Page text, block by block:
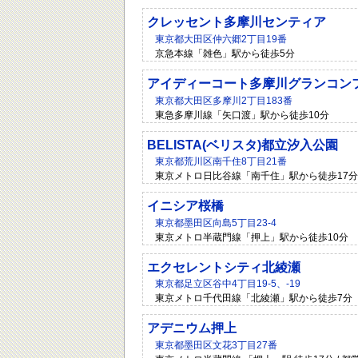
クレッセント多摩川センティア
東京都大田区仲六郷2丁目19番
京急本線「雑色」駅から徒歩5分
アイディーコート多摩川グランコン
東京都大田区多摩川2丁目183番
東急多摩川線「矢口渡」駅から徒歩10分
BELISTA(ベリスタ)都立汐入公園
東京都荒川区南千住8丁目21番
東京メトロ日比谷線「南千住」駅から徒歩17分
イニシア桜橋
東京都墨田区向島5丁目23-4
東京メトロ半蔵門線「押上」駅から徒歩10分
エクセレントシティ北綾瀬
東京都足立区谷中4丁目19-5、-19
東京メトロ千代田線「北綾瀬」駅から徒歩7分
アデニウム押上
東京都墨田区文花3丁目27番